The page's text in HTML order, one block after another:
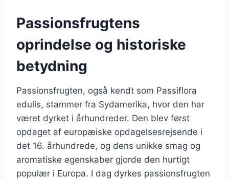
Passionsfrugtens
oprindelse og historiske
betydning
Passionsfrugten, også kendt som Passiflora
edulis, stammer fra Sydamerika, hvor den har
været dyrket i århundreder. Den blev først
opdaget af europæiske opdagelsesrejsende i
det 16. århundrede, og dens unikke smag og
aromatiske egenskaber gjorde den hurtigt
populær i Europa. I dag dyrkes passionsfrugten